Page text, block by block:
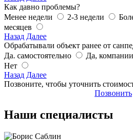
Как давно проблемы?
Менее недели
2-3 недели
месяцев
Назад Далее
Обрабатывали объект ранее от
Да. самостоятельно
Да,
Нет
Назад Далее
Позвоните, чтобы уточнить
Позвонить
Наши специалисты